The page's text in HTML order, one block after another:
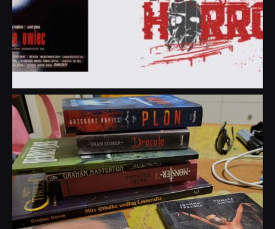
dobryhorror
Lip 31